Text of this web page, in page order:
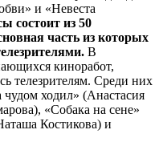
и «Невеста
состоит из 50
часть из которых
В
киноработ,
телезрителям. Среди них
ходил» (Анастасия
«Собака на сене»
Костикова) и